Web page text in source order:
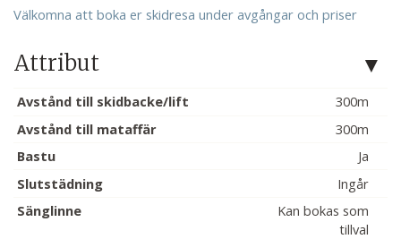
Välkomna att boka er skidresa under avgångar och priser
Attribut
Avstånd till skidbacke/lift
300m
Avstånd till mataffär
300m
Bastu
Ja
Slutstädning
Ingår
Sänglinne
Kan bokas som
tillval